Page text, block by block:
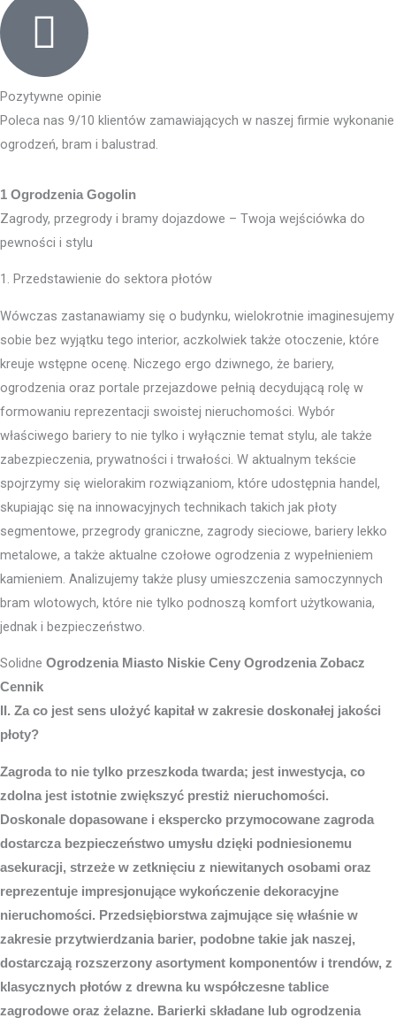
Pozytywne opinie
Poleca nas 9/10 klientów zamawiających w naszej firmie wykonanie
ogrodzeń, bram i balustrad.
1 Ogrodzenia Gogolin
Zagrody, przegrody i bramy dojazdowe – Twoja wejściówka do
pewności i stylu
1. Przedstawienie do sektora płotów
Wówczas zastanawiamy się o budynku, wielokrotnie imaginesujemy
sobie bez wyjątku tego interior, aczkolwiek także otoczenie, które
kreuje wstępne ocenę. Niczego ergo dziwnego, że bariery,
ogrodzenia oraz portale przejazdowe pełnią decydującą rolę w
formowaniu reprezentacji swoistej nieruchomości. Wybór
właściwego bariery to nie tylko i wyłącznie temat stylu, ale także
zabezpieczenia, prywatności i trwałości. W aktualnym tekście
spojrzymy się wielorakim rozwiązaniom, które udostępnia handel,
skupiając się na innowacyjnych technikach takich jak płoty
segmentowe, przegrody graniczne, zagrody sieciowe, bariery lekko
metalowe, a także aktualne czołowe ogrodzenia z wypełnieniem
kamieniem. Analizujemy także plusy umieszczenia samoczynnych
bram wlotowych, które nie tylko podnoszą komfort użytkowania,
jednak i bezpieczeństwo.
Solidne Ogrodzenia Miasto Niskie Ceny Ogrodzenia Zobacz
Cennik
II. Za co jest sens ulożyć kapitał w zakresie doskonałej jakości
płoty?
Zagroda to nie tylko przeszkoda twarda; jest inwestycja, co
zdolna jest istotnie zwiększyć prestiż nieruchomości.
Doskonale dopasowane i ekspercko przymocowane zagroda
dostarcza bezpieczeństwo umysłu dzięki podniesionemu
asekuracji, strzeże w zetknięciu z niewitanych osobami oraz
reprezentuje impresjonujące wykończenie dekoracyjne
nieruchomości. Przedsiębiorstwa zajmujące się właśnie w
zakresie przytwierdzania barier, podobne takie jak naszej,
dostarczają rozszerzony asortyment komponentów i trendów, z
klasycznych płotów z drewna ku współczesne tablice
zagrodowe oraz żelazne. Barierki składane lub ogrodzenia